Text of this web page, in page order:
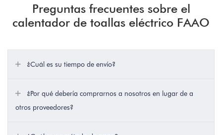
Preguntas frecuentes sobre el
calentador de toallas eléctrico FAAO
¿Cuál es su tiempo de envío?
¿Por qué debería comprarnos a nosotros en lugar de a
otros proveedores?